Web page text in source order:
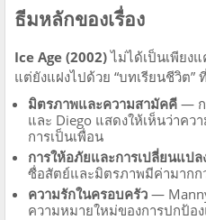
ธีมหลักของเรื่อง
Ice Age (2002)ไม่ได้เป็นเพียง
แต่ยังแฝงไปด้วย “บทเรียนชีวิต”
มิตรภาพและความสามัคคี — ก
และ Diego แสดงให้เห็นว่าค
การเป็นเพื่อน
การให้อภัยและการเปลี่ยนแปล
ซื่อสัตย์และมิตรภาพมีค่ามากก
ความรักในครอบครัว —
ความหมายใหม่ของการปกป้อ